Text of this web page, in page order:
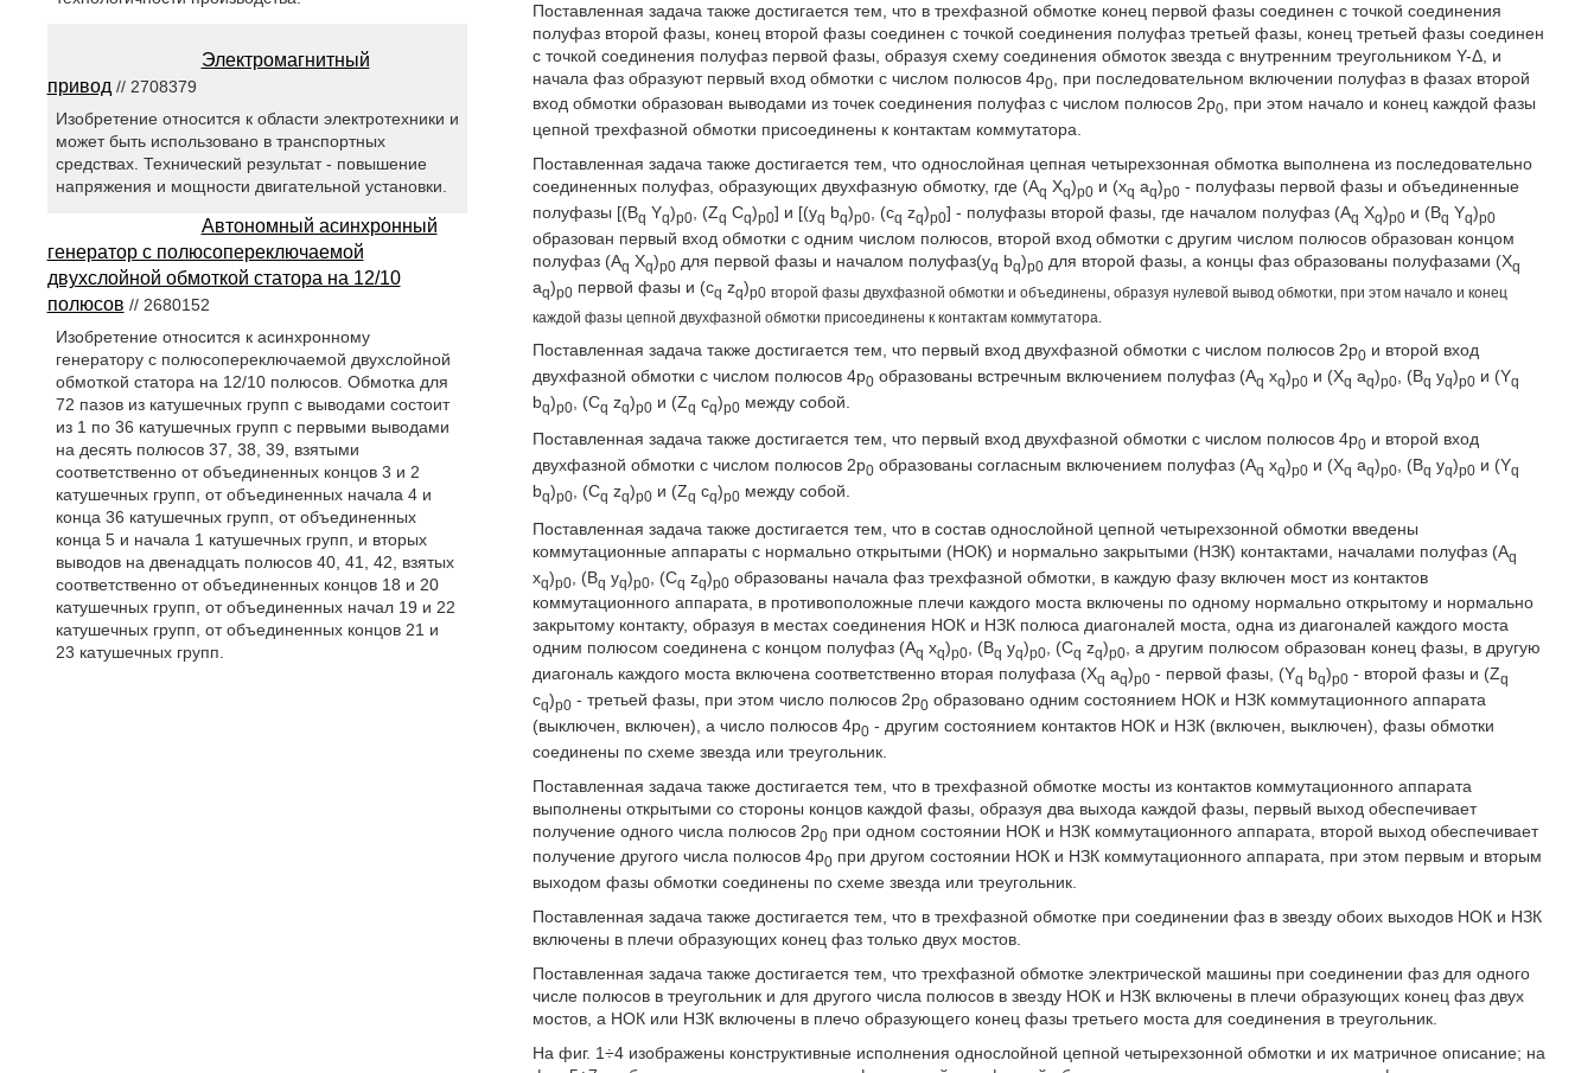
Поставленная задача также достигается тем, что в трехфазной обмотке конец первой фазы соединен с точкой соединения
полуфаз второй фазы, конец второй фазы соединен с точкой соединения полуфаз третьей фазы, конец третьей фазы соединен
с точкой соединения полуфаз первой фазы, образуя схему соединения обмоток звезда с внутренним треугольником Y-Δ, и
начала фаз образуют первый вход обмотки с числом полюсов 4р0
, при последовательном включении полуфаз в фазах второй
вход обмотки образован выводами из точек соединения полуфаз с числом полюсов 2р0, при этом начало и конец каждой фазы
цепной трехфазной обмотки присоединены к контактам коммутатора.
Поставленная задача также достигается тем, что однослойная цепная четырехзонная обмотка выполнена из последовательно
соединенных полуфаз, образующих двухфазную обмотку, где (Aq Xq)p0 и (xq aq)p0 - полуфазы первой фазы и объединенные
полуфазы [(Bq Yq)p0 , (Zq Cq)p0] и [(yq bq)p0 , (cq zq)p0] - полуфазы второй фазы, где началом полуфаз (Aq Xq)p0 и (Bq Yq)p0
образован первый вход обмотки с одним числом полюсов, второй вход обмотки с другим числом полюсов образован концом
полуфаз (Aq Xq)p0 для первой фазы и началом полуфаз(уq bq)p0 для второй фазы, а концы фаз образованы полуфазами (Xq
aq)p0 первой фазы и (cq zq)p0 второй фазы двухфазной обмотки и объединены, образуя нулевой вывод обмотки, при этом начало и конец
каждой фазы цепной двухфазной обмотки присоединены к контактам коммутатора.
Поставленная задача также достигается тем, что первый вход двухфазной обмотки с числом полюсов 2р0 и второй вход
двухфазной обмотки с числом полюсов 4р0 образованы встречным включением полуфаз (Аq xq)p0 и (Xq aq)p0 , (Bq yq)p0 и (Yq
bq)p0 , (Cq zq)p0 и (Zq cq)p0 между собой.
Поставленная задача также достигается тем, что первый вход двухфазной обмотки с числом полюсов 4р0 и второй вход
двухфазной обмотки с числом полюсов 2р0 образованы согласным включением полуфаз (Aq xq)p0 и (Xq aq)p0, (Bq yq)p0 и (Yq
bq)p0 , (Cq zq)p0 и (Zq cq)p0 между собой.
Поставленная задача также достигается тем, что в состав однослойной цепной четырехзонной обмотки введены
коммутационные аппараты с нормально открытыми (НОК) и нормально закрытыми (НЗК) контактами, началами полуфаз (Aq
xq)p0 , (Bq yq)p0 , (Cq zq)p0 образованы начала фаз трехфазной обмотки, в каждую фазу включен мост из контактов
коммутационного аппарата, в противоположные плечи каждого моста включены по одному нормально открытому и нормально
закрытому контакту, образуя в местах соединения НОК и НЗК полюса диагоналей моста, одна из диагоналей каждого моста
одним полюсом соединена с концом полуфаз (Aq xq)p0, (Bq yq)p0, (Cq zq)p0, а другим полюсом образован конец фазы, в другую
диагональ каждого моста включена соответственно вторая полуфаза (Xq aq)p0 - первой фазы, (Yq bq)p0 - второй фазы и (Zq
cq)p0 - третьей фазы, при этом число полюсов 2р0 образовано одним состоянием НОК и НЗК коммутационного аппарата
(выключен, включен), а число полюсов 4р0 - другим состоянием контактов НОК и НЗК (включен, выключен), фазы обмотки
соединены по схеме звезда или треугольник.
Поставленная задача также достигается тем, что в трехфазной обмотке мосты из контактов коммутационного аппарата
выполнены открытыми со стороны концов каждой фазы, образуя два выхода каждой фазы, первый выход обеспечивает
получение одного числа полюсов 2р0 при одном состоянии НОК и НЗК коммутационного аппарата, второй выход обеспечивает
получение другого числа полюсов 4р0 при другом состоянии НОК и НЗК коммутационного аппарата, при этом первым и вторым
выходом фазы обмотки соединены по схеме звезда или треугольник.
Поставленная задача также достигается тем, что в трехфазной обмотке при соединении фаз в звезду обоих выходов НОК и НЗК
включены в плечи образующих конец фаз только двух мостов.
Поставленная задача также достигается тем, что трехфазной обмотке электрической машины при соединении фаз для одного
числе полюсов в треугольник и для другого числа полюсов в звезду НОК и НЗК включены в плечи образующих конец фаз двух
мостов, а НОК или НЗК включены в плечо образующего конец фазы третьего моста для соединения в треугольник.
На фиг. 1÷4 изображены конструктивные исполнения однослойной цепной четырехзонной обмотки и их матричное описание; на
Электромагнитный
привод// 2708379
Изобретение относится к области электротехники и
может быть использовано в транспортных
средствах. Технический результат - повышение
напряжения и мощности двигательной установки.
Автономный асинхронный
генератор с полюсопереключаемой
двухслойной обмоткой статора на 12/10
полюсов // 2680152
Изобретение относится к асинхронному
генератору с полюсопереключаемой двухслойной
обмоткой статора на 12/10 полюсов. Обмотка для
72 пазов из катушечных групп с выводами состоит
из 1 по 36 катушечных групп с первыми выводами
на десять полюсов 37, 38, 39, взятыми
соответственно от объединенных концов 3 и 2
катушечных групп, от объединенных начала 4 и
конца 36 катушечных групп, от объединенных
конца 5 и начала 1 катушечных групп, и вторых
выводов на двенадцать полюсов 40, 41, 42, взятых
соответственно от объединенных концов 18 и 20
катушечных групп, от объединенных начал 19 и 22
катушечных групп, от объединенных концов 21 и
23 катушечных групп.